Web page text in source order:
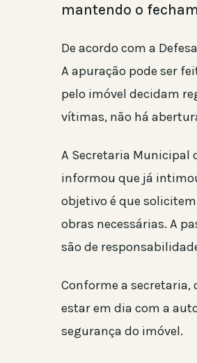
mantendo o
De acordo com a
A apuração pode ser
pelo imóvel decidam
vítimas, não há
A Secretaria Municipal
informou que já
objetivo é que
obras necessárias. A
são de
Conforme a
estar em dia com a
segurança do imóvel.